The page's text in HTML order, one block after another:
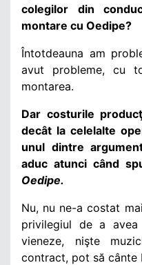
colegilor din
montare cu Oedipe?
Întotdeauna am
avut probleme, cu
montarea.
Dar costurile
decât la celelalte
unul dintre
aduc atunci când
Oedipe.
Nu, nu ne-a costat
privilegiul de a avea
vieneze, nişte
contract, pot să cânte